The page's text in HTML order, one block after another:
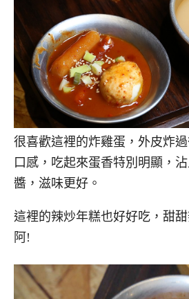
很喜歡這裡的炸雞蛋，外皮炸
口感，吃起來蛋香特別明顯，
醬，滋味更好。
這裡的辣炒年糕也好好吃，甜
阿!